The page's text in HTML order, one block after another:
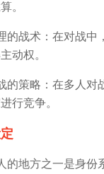
。
的战术：在对战中
动权。
的策略：在多人对
行竞争。
的地方之一是身份